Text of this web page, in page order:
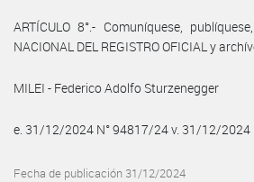
ARTÍCULO 8°.- Comuníquese,
NACIONAL DEL REGISTRO OFICIAL y
MILEI - Federico Adolfo Sturzenegger
e. 31/12/2024 N° 94817/24 v. 31/12/2024
Fecha de publicación 31/12/2024